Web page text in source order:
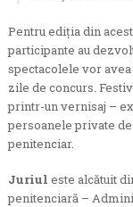
Pentru ediția din
participante au
spectacolele vor
zile de concurs.
printr-un vernisaj –
persoanele private
penitenciar.
Juriul este alcătuit
penitenciară –